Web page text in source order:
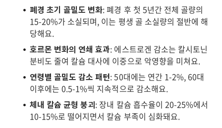
폐경 초기 골밀도 변화: 폐경 후 첫 5년간 전체 골량의
15-20%가 소실되며, 이는 평생 골 소실량의 절반에 해
당해요.
호르몬 변화의 연쇄 효과: 에스트로겐 감소는 칼시토닌
분비도 줄여 칼슘 대사에 이중으로 악영향을 미쳐요.
연령별 골밀도 감소 패턴: 50대에는 연간 1-2%, 60대
이후에는 0.5-1%씩 지속적으로 감소해요.
체내 칼슘 균형 붕괴: 장내 칼슘 흡수율이 20-25%에서
10-15%로 떨어지면서 칼슘 부족이 심화돼요.